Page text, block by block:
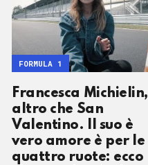
Francesca Michielin,
altro che San
Valentino. Il suo è
vero amore è per le
quattro ruote: ecco
FORMULA 1